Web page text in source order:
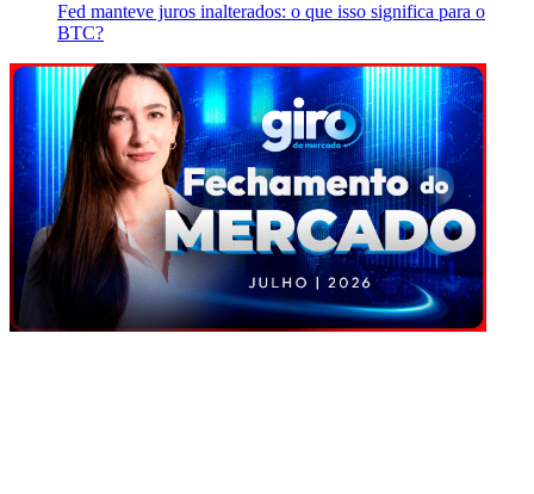
Fed manteve juros inalterados: o que isso significa para o
BTC?